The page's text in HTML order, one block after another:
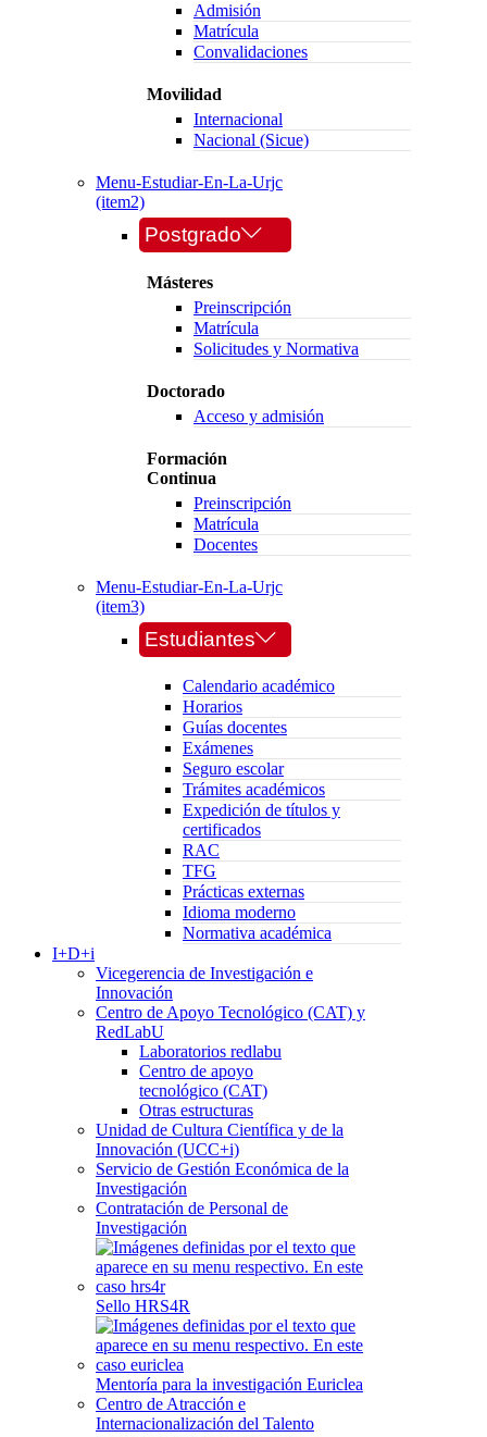
Admisión
Matrícula
Convalidaciones
Movilidad
Internacional
Nacional (Sicue)
Menu-Estudiar-En-La-Urjc
(item2)
Postgrado
Másteres
Preinscripción
Matrícula
Solicitudes y Normativa
Doctorado
Acceso y admisión
Formación
Continua
Preinscripción
Matrícula
Docentes
Menu-Estudiar-En-La-Urjc
(item3)
Estudiantes
Calendario académico
Horarios
Guías docentes
Exámenes
Seguro escolar
Trámites académicos
Expedición de títulos y
certificados
RAC
TFG
Prácticas externas
Idioma moderno
Normativa académica
I+D+i
Vicegerencia de Investigación e
Innovación
Centro de Apoyo Tecnológico (CAT) y
RedLabU
Laboratorios redlabu
Centro de apoyo
tecnológico (CAT)
Otras estructuras
Unidad de Cultura Científica y de la
Innovación (UCC+i)
Servicio de Gestión Económica de la
Investigación
Contratación de Personal de
Investigación
Sello HRS4R
Mentoría para la investigación Euriclea
Centro de Atracción e
Internacionalización del Talento